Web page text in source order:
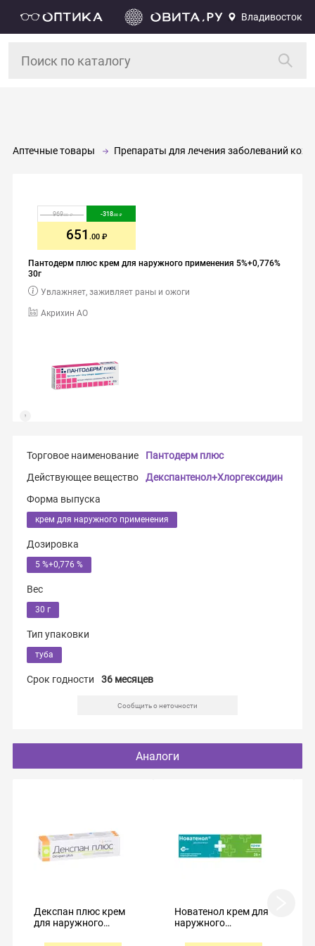
Владивосток
Аптечные товары Препараты для лечения заболеваний
Пантодерм плюс крем для наружного применения 5%+0,776%
30г
Акрихин АО
Увлажняет, заживляет раны и ожоги
969.00 -318.00
651 .00
Торговое наименование
Пантодерм плюс
Действующее вещество
Декспантенол+Хлоргексидин
Форма выпуска
крем для наружного применения
Дозировка
5 %+0,776 %
Вес
30 г
Тип упаковки
туба
Срок годности 36 месяцев
Сообщить о неточности
Аналоги
Декспан плюс крем
для наружного
Новатенол крем для
наружного